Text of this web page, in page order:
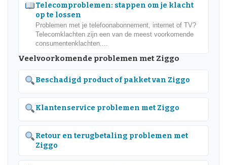
Telecomproblemen: stappen om je klacht
op te lossen
Problemen met je telefoonabonnement, internet of TV?
Telecomklachten zijn een van de meest voorkomende
consumentenklachten....
Veelvoorkomende problemen met Ziggo
Beschadigd product of pakket van Ziggo
Klantenservice problemen met Ziggo
Retour en terugbetaling problemen met
Ziggo